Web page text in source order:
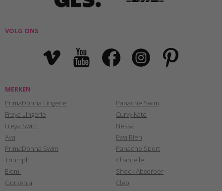
VOLG ONS
MERKEN
PrimaDonna Lingerie
Freya Lingerie
Freya Swim
Ava
PrimaDonna Swim
Triumph
Elomi
Gorsenia
Panache Swim
Curvy Kate
Nessa
Ewa Bien
Panache Sport
Chantelle
Shock Absorber
Cleo